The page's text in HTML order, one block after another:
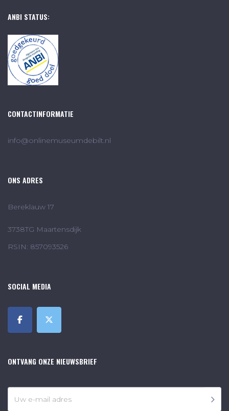
ANBI STATUS:
CONTACTINFORMATIE
info@onlinemuseumdebilt.nl
ONS ADRES
Bereklauw 17
3738TG Maartensdijk
RSIN: 857093526
SOCIAL MEDIA
ONTVANG ONZE NIEUWSBRIEF